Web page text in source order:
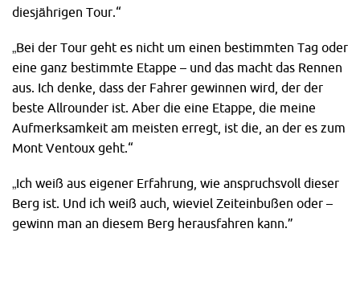
diesjährigen Tour.“
„Bei der Tour geht es nicht um einen bestimmten Tag oder
eine ganz bestimmte Etappe – und das macht das Rennen
aus. Ich denke, dass der Fahrer gewinnen wird, der der
beste Allrounder ist. Aber die eine Etappe, die meine
Aufmerksamkeit am meisten erregt, ist die, an der es zum
Mont Ventoux geht.“
„Ich weiß aus eigener Erfahrung, wie anspruchsvoll dieser
Berg ist. Und ich weiß auch, wieviel Zeiteinbußen oder –
gewinn man an diesem Berg herausfahren kann.”